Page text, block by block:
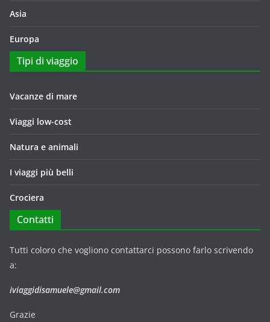
Asia
Europa
Tipi di viaggio
Vacanze di mare
Viaggi low-cost
Natura e animali
I viaggi più belli
Crociera
Contatti
Tutti coloro che vogliono contattarci possono farlo scrivendo
a:
iviaggidisamuele@gmail.com
Grazie